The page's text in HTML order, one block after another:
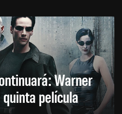
Warner
película